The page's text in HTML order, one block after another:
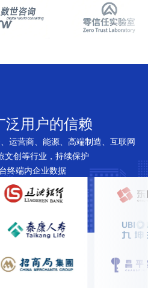
泛用户的信赖
运营商、能源、高端制造、互联网
文创等行业，持续保护
终端内企业数据